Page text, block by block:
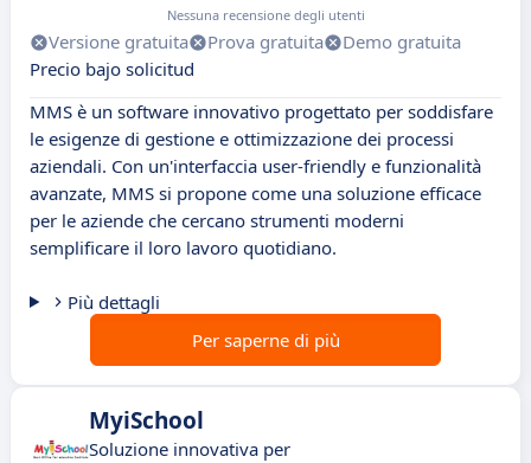
Nessuna recensione degli utenti
Versione gratuita Prova gratuita
Demo gratuita
Precio bajo solicitud
MMS è un software innovativo progettato per soddisfare
le esigenze di gestione e ottimizzazione dei processi
aziendali. Con un'interfaccia user-friendly e funzionalità
avanzate, MMS si propone come una soluzione efficace
per le aziende che cercano strumenti moderni
semplificare il loro lavoro quotidiano.
Più dettagli
Per saperne di più
MyiSchool
Soluzione innovativa per